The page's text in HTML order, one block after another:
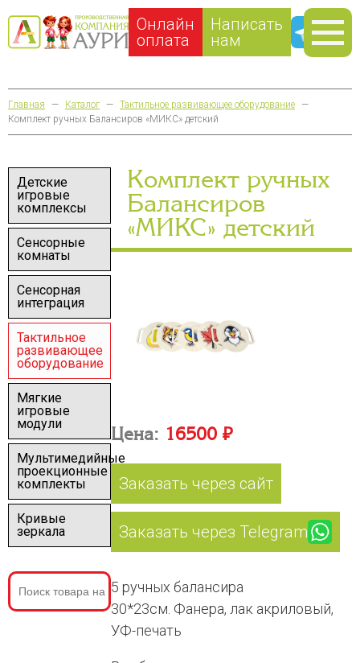
Онлайн
оплата
Написать
нам
Главная — Каталог — Тактильное развивающее оборудование —
Комплект ручных Балансиров «МИКС» детский
Детские
игровые
комплексы
Сенсорные
комнаты
Сенсорная
интеграция
Тактильное
развивающее
оборудование
Мягкие
игровые
модули
Мультимедийные
проекционные
комплекты
Кривые
зеркала
Комплект ручных
Балансиров
«МИКС» детский
Цена: 16500 ₽
Заказать через сайт
Заказать через Telegram
5 ручных балансира
30*23см. Фанера, лак акриловый,
УФ-печать